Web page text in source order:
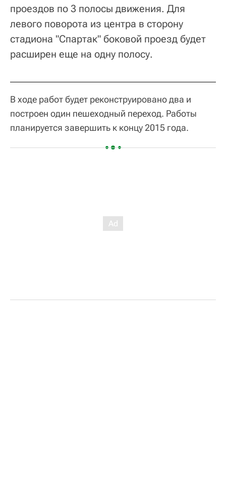
проездов по 3 полосы движения. Для
левого поворота из центра в сторону
стадиона "Спартак" боковой проезд будет
расширен еще на одну полосу.
В ходе работ будет реконструировано два и
построен один пешеходный переход. Работы
планируется завершить к концу 2015 года.